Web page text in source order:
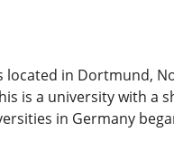
in Dortmund,
is a university with a
in Germany